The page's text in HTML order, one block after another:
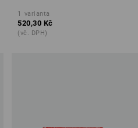
1 varianta
520,30 Kč
(vč. DPH)